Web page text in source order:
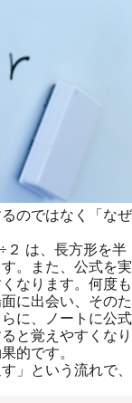
のではなく「なぜ
は、長方形を半
。また、公式を実
なります。何度も
に出会い、そのた
に、ノートに公式
と覚えやすくなり
的です。
」という流れで、